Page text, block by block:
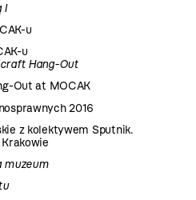
I
u
u
Hang-Out
Out at MOCAK
2016
z kolektywem Sputnik.
muzeum